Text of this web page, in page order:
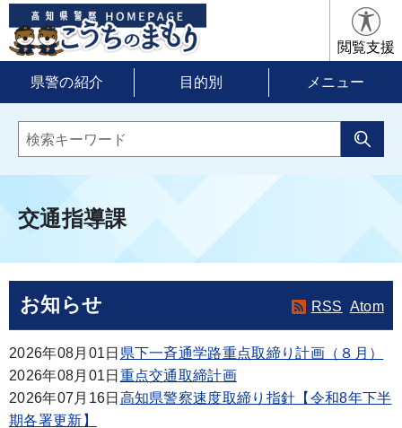
閲覧支援
県警の紹介 目的別 メニュー
交通指導課
お知らせ RSS Atom
2026年08月01日 県下一斉通学路重点取締り計画（８月）
2026年08月01日 重点交通取締計画
2026年07月16日 高知県警察速度取締り指針【令和8年下半
期各署更新】